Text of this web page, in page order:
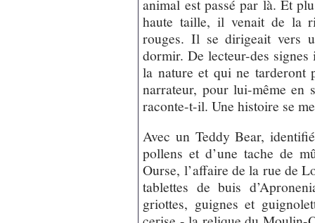
animal est passé par là. Et
haute taille, il venait de la
rouges. Il se dirigeait vers
dormir. De lecteur-des
la nature et qui ne tarderont
narrateur, pour lui-même en
raconte-t-il. Une histoire se
Avec un Teddy Bear,
pollens et d’une tache de
Ourse, l’affaire de la rue de
tablettes de buis
griottes, guignes et